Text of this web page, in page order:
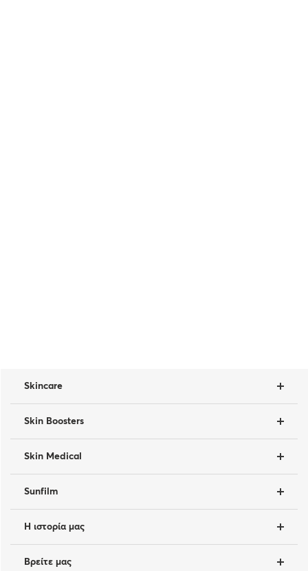
Skincare
Skin Boosters
Skin Medical
Sunfilm
Η ιστορία μας
Βρείτε μας